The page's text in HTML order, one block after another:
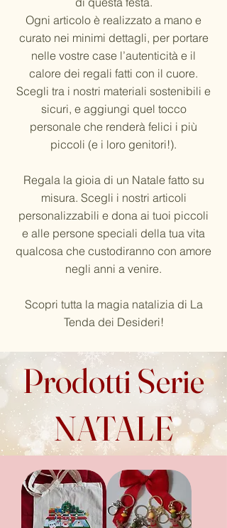
Ogni articolo è realizzato a mano e
curato nei minimi dettagli, per portare
nelle vostre case l’autenticità e il
calore dei regali fatti con il cuore.
Scegli tra i nostri materiali sostenibili e
sicuri, e aggiungi quel tocco
personale che renderà felici i più
piccoli (e i loro genitori!).
Regala la gioia di un Natale fatto su
misura. Scegli i nostri articoli
personalizzabili e dona ai tuoi piccoli
e alle persone speciali della tua vita
qualcosa che custodiranno con amore
negli anni a venire.
Scopri tutta la magia natalizia di La
Tenda dei Desideri!
Prodotti Serie
NATALE